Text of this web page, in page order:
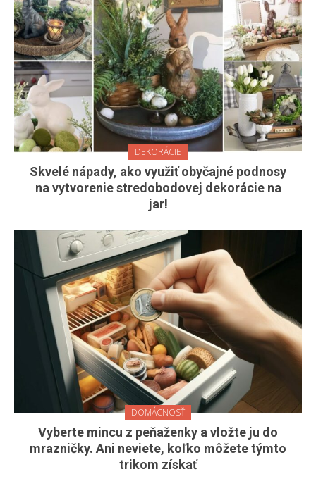
DEKORÁCIE
Skvelé nápady, ako využiť obyčajné podnosy
na vytvorenie stredobodovej dekorácie na
jar!
DOMÁCNOSŤ
Vyberte mincu z peňaženky a vložte ju do
mrazničky. Ani neviete, koľko môžete týmto
trikom získať